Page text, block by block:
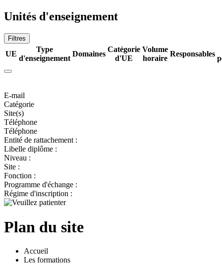
Unités d'enseignement
Filtres
UE
Type
d'enseignement
Domaines
Catégorie
d'UE
Volume
horaire
Responsables
E-mail
Catégorie
Site(s)
Téléphone
Téléphone
Entité de rattachement :
Libelle diplôme :
Niveau :
Site :
Fonction :
Programme d'échange :
Régime d'inscription :
Plan du site
Accueil
Les formations